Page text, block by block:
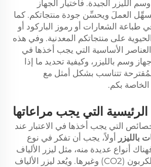
الليزر الجيدة. فاختيار الجهاز
العملَ ويحسِّن جودة منتجاتكم. كما
طباعة الشعارات أو رموز الباركود أو
على منتجاتكم المعدنية. وفي هذه
الأساسية التي يجب أخذها في
جهاز وسم بالليزر، وكيفية تحديد ما إذا
تتناسب بشكل أمثل مع
الخاصة بكم.
الرئيسية التي يجب مراعاتها
التي يجب أخذها في الاعتبار عند
بالليزر
أولاً، يجب أن تفكر في نوع
أنواع عديدة منه، مثل ليزر الألياف
وليزر ثاني أكسيد الكربون (CO2) وغيرها. ويُعد ليزر الألياف